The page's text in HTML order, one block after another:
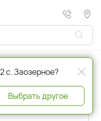
с. Заозерное?
Выбрать другое